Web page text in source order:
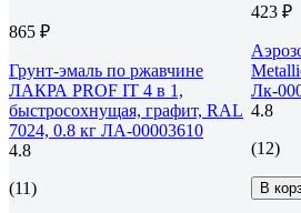
865 ₽
Грунт-эмаль по ржавчине
ЛАКРА PROF IT 4 в 1,
быстросохнущая, графит, RAL
7024, 0.8 кг ЛА-00003610
4.8
(11)
423 ₽
Лк-
4.8
(12)
В